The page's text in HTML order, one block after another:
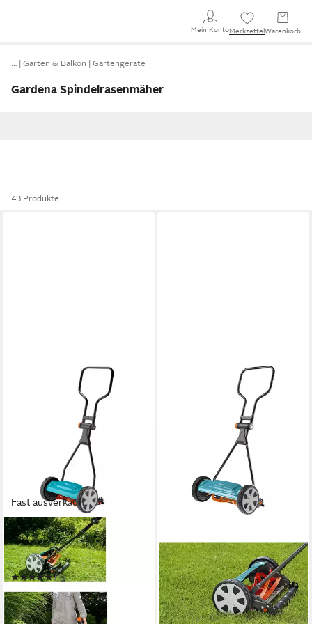
Mein KontoMerkzettel Warenkorb
… Garten & Balkon Gartengeräte
Gardena Spindelrasenmäher
43 Produkte
Fast ausverkauft
GARDENA
Elektrorasenmäher Gardena
Classic Spindelmäher 330
(1)
87,99 €
in 2-3 Werktagen bei dir